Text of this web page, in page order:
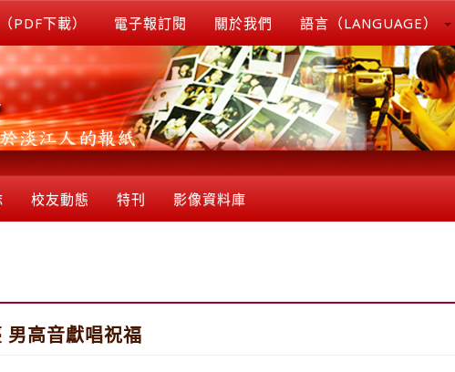
PDF下載） 電子報訂閱 關於我們 語言（LANGUAGE）
校友動態 特刊 影像資料庫
男高音獻唱祝福